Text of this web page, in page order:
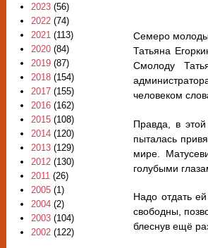
Семеро
Татьяна
Смолоду
человеком
Правда, в
пыталась
мире.
голубыми
Надо отдать
свободны,
блеснув ещё
2023 (56)
2022 (74)
2021 (113)
2020 (84)
2019 (87)
2018 (154)
2017 (155)
2016 (162)
2015 (108)
2014 (120)
2013 (129)
2012 (130)
2011 (26)
2005 (1)
2004 (2)
2003 (104)
2002 (122)